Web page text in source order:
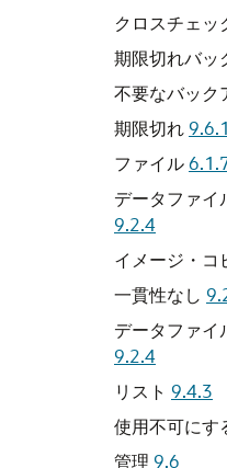
クロスチェッ
期限切れバッ
不要なバック
期限切れ 9.6.1
ファイル
データファイ
9.2.4
イメージ・コ
一貫性なし
データファイ
9.2.4
リスト 9.4.3
使用不可にす
管理 9.6